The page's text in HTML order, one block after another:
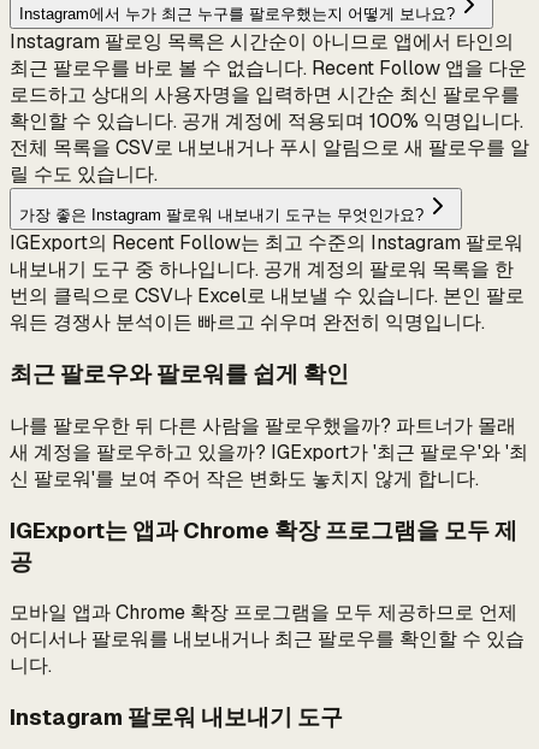
Instagram에서 누가 최근 누구를 팔로우했는지 어떻게 보나요?
Instagram 팔로잉 목록은 시간순이 아니므로 앱에서 타인의
최근 팔로우를 바로 볼 수 없습니다. Recent Follow 앱을 다운
로드하고 상대의 사용자명을 입력하면 시간순 최신 팔로우를
확인할 수 있습니다. 공개 계정에 적용되며 100% 익명입니다.
전체 목록을 CSV로 내보내거나 푸시 알림으로 새 팔로우를 알
릴 수도 있습니다.
가장 좋은 Instagram 팔로워 내보내기 도구는 무엇인가요?
IGExport의 Recent Follow는 최고 수준의 Instagram 팔로워
내보내기 도구 중 하나입니다. 공개 계정의 팔로워 목록을 한
번의 클릭으로 CSV나 Excel로 내보낼 수 있습니다. 본인 팔로
워든 경쟁사 분석이든 빠르고 쉬우며 완전히 익명입니다.
최근 팔로우와 팔로워를 쉽게 확인
나를 팔로우한 뒤 다른 사람을 팔로우했을까? 파트너가 몰래
새 계정을 팔로우하고 있을까? IGExport가 '최근 팔로우'와 '최
신 팔로워'를 보여 주어 작은 변화도 놓치지 않게 합니다.
IGExport는 앱과 Chrome 확장 프로그램을 모두 제
공
모바일 앱과 Chrome 확장 프로그램을 모두 제공하므로 언제
어디서나 팔로워를 내보내거나 최근 팔로우를 확인할 수 있습
니다.
Instagram 팔로워 내보내기 도구